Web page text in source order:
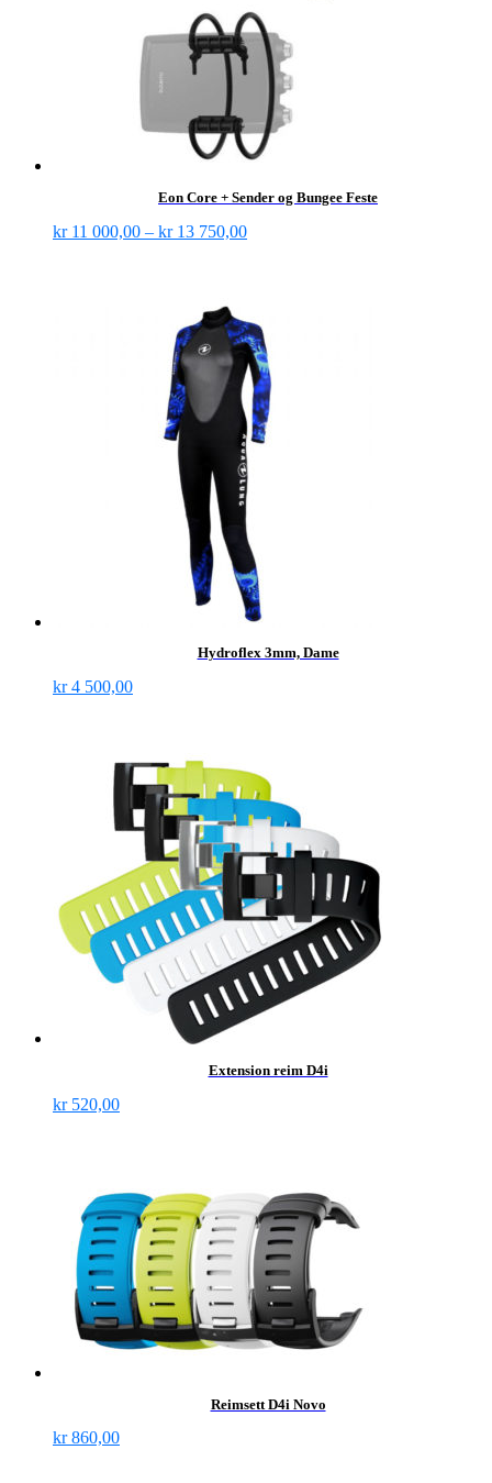
Eon Core + Sender og Bungee Feste
kr11 000,00 – kr13 750,00
Hydroflex 3mm, Dame
kr4 500,00
Extension reim D4i
kr520,00
Reimsett D4i Novo
kr860,00